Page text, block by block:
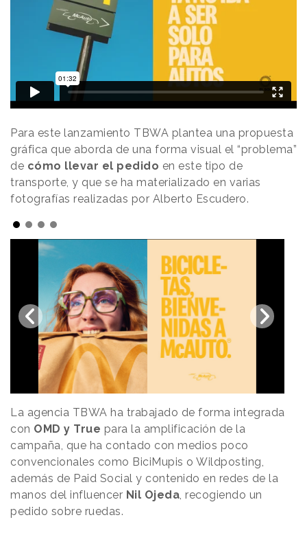
Para este lanzamiento TBWA plantea una propuesta
gráfica que aborda de una forma visual el “problema”
de cómo llevar el pedido en este tipo de
transporte, y que se ha materializado en varias
fotografías realizadas por Alberto Escudero.
La agencia TBWA ha trabajado de forma integrada
con OMD y True para la amplificación de la
campaña, que ha contado con medios poco
convencionales como BiciMupis o Wildposting,
además de Paid Social y contenido en redes de la
manos del influencer Nil Ojeda, recogiendo un
pedido sobre ruedas.